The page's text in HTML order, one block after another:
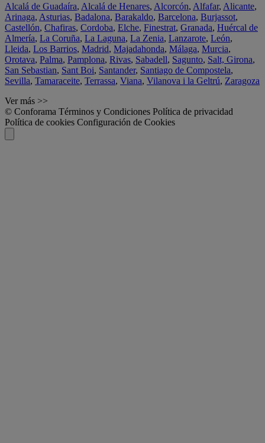
Alcalá de Guadaíra, Alcalá de Henares, Alcorcón, Alfafar, Alicante,
Arinaga, Asturias, Badalona, Barakaldo, Barcelona, Burjassot,
Castellón, Chafiras, Cordoba, Elche, Finestrat, Granada, Huércal de
Almería, La Coruña, La Laguna, La Zenia, Lanzarote, León,
Lleida, Los Barrios, Madrid, Majadahonda, Málaga, Murcia,
Orotava, Palma, Pamplona, Rivas, Sabadell, Sagunto, Salt, Girona,
San Sebastian, Sant Boi, Santander, Santiago de Compostela,
Sevilla, Tamaraceite, Terrassa, Viana, Vilanova i la Geltrú, Zaragoza
Ver más >>
© Conforama Términos y Condiciones Política de privacidad
Política de cookies Configuración de Cookies